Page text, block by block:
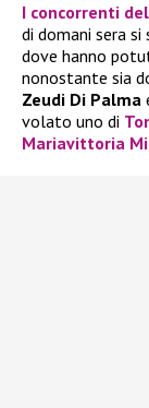
I concorrenti del
di domani sera si
dove hanno
nonostante sia
Zeudi Di Palma
volato uno di
Mariavittoria